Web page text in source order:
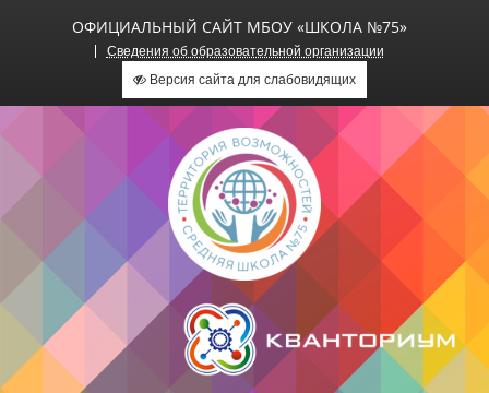
ОФИЦИАЛЬНЫЙ САЙТ МБОУ «ШКОЛА №75»
Сведения об образовательной организации
Версия сайта для слабовидящих
Официальный сайт МБОУ
«Школа №75»